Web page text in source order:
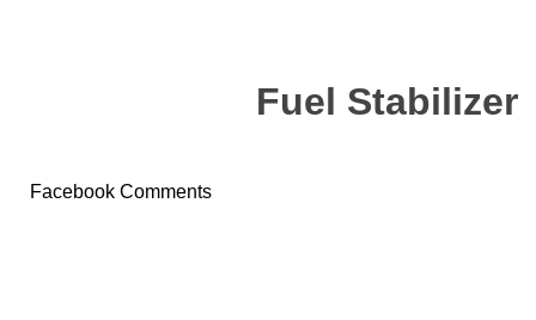
Fuel Stabilizer
Facebook Comments